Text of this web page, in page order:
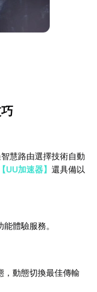
慧路由選擇技術自動
【UU加速器】 還具備以
體驗服務。
，動態切換最佳傳輸